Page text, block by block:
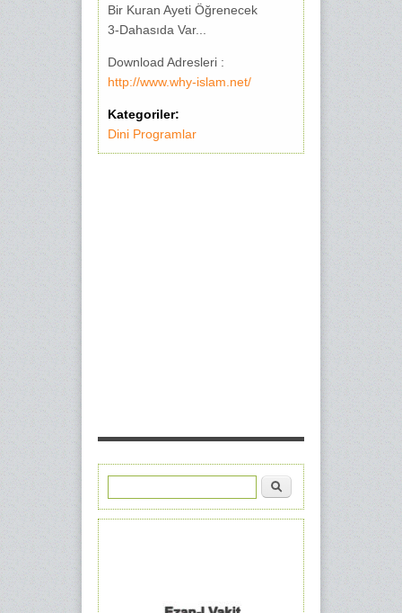
Bir Kuran Ayeti Öğrenecek
3-Dahasıda Var...
Download Adresleri :
http://www.why-islam.net/
Kategoriler:
Dini Programlar
Arama formu
Ara